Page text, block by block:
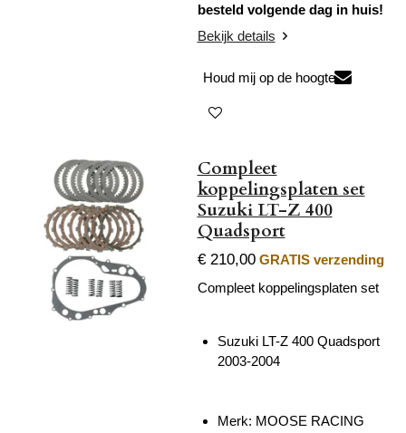
besteld volgende dag in huis!
Bekijk details
Houd mij op de hoogte
Compleet
koppelingsplaten set
Suzuki LT-Z 400
Quadsport
€ 210,00 GRATIS verzending
Compleet koppelingsplaten set
Suzuki LT-Z 400 Quadsport
2003-2004
Merk: MOOSE RACING